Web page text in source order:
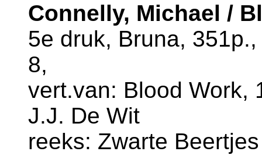
Connelly, Michael /
5e druk, Bruna,
8,
vert.van: Blood Work,
J.J. De Wit
reeks: Zwarte